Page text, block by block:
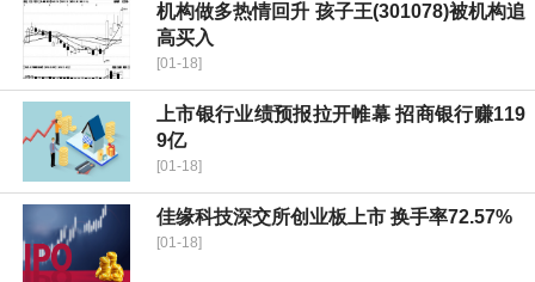
机构做多热情回升 孩子王(301078)被机构追
高买入
[01-18]
上市银行业绩预报拉开帷幕 招商银行赚119
9亿
[01-18]
佳缘科技深交所创业板上市 换手率72.57%
[01-18]